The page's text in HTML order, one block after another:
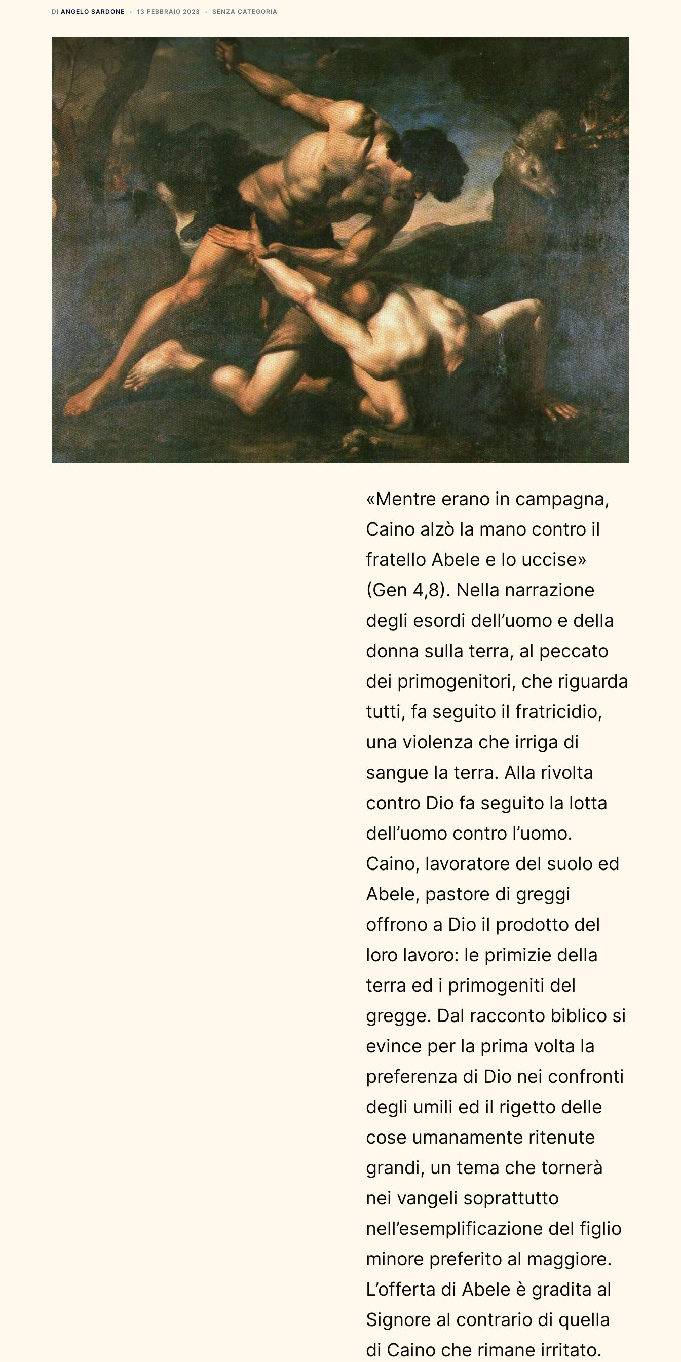
DI ANGELO SARDONE 13 FEBBRAIO 2023 SENZA CATEGORIA
«Mentre erano in campagna,
Caino alzò la mano contro il
fratello Abele e lo uccise»
(Gen 4,8). Nella narrazione
degli esordi dell’uomo e della
donna sulla terra, al peccato
dei primogenitori, che riguarda
tutti, fa seguito il fratricidio,
una violenza che irriga di
sangue la terra. Alla rivolta
contro Dio fa seguito la lotta
dell’uomo contro l’uomo.
Caino, lavoratore del suolo ed
Abele, pastore di greggi
offrono a Dio il prodotto del
loro lavoro: le primizie della
terra ed i primogeniti del
gregge. Dal racconto biblico si
evince per la prima volta la
preferenza di Dio nei confronti
degli umili ed il rigetto delle
cose umanamente ritenute
grandi, un tema che tornerà
nei vangeli soprattutto
nell’esemplificazione del figlio
minore preferito al maggiore.
L’offerta di Abele è gradita al
Signore al contrario di quella
di Caino che rimane irritato.